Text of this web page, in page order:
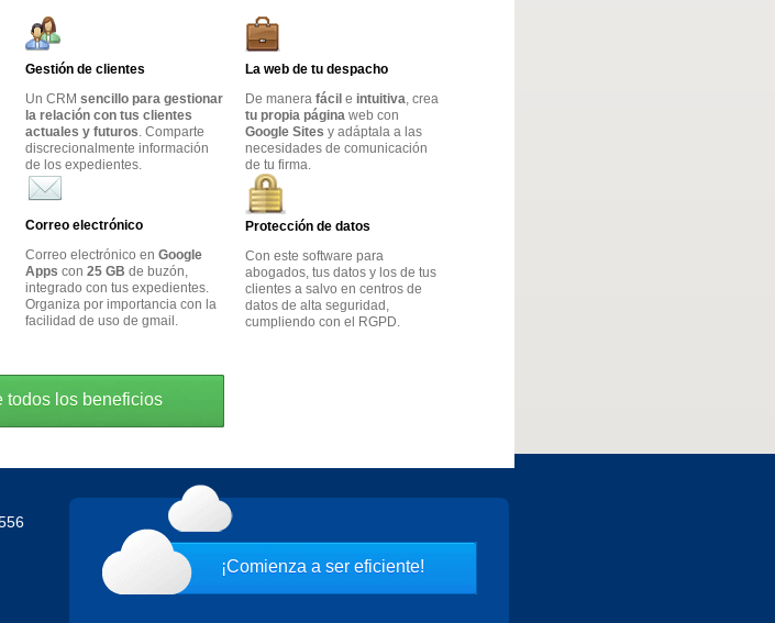
Gestión de clientes
Un CRM sencillo para gestionar
la relación con tus clientes
actuales y futuros. Comparte
discrecionalmente información
de los expedientes.
La web de tu despacho
De manera fácil e intuitiva, crea
tu propia página web con
Google Sites y adáptala a las
necesidades de comunicación
de tu firma.
Correo electrónico
Correo electrónico en Google
Apps con 25 GB de buzón,
integrado con tus expedientes.
Organiza por importancia con la
facilidad de uso de gmail.
Protección de datos
Con este software para
abogados, tus datos y los de tus
clientes a salvo en centros de
datos de alta seguridad,
cumpliendo con el RGPD.
todos los beneficios
¡Comienza a ser eficiente!